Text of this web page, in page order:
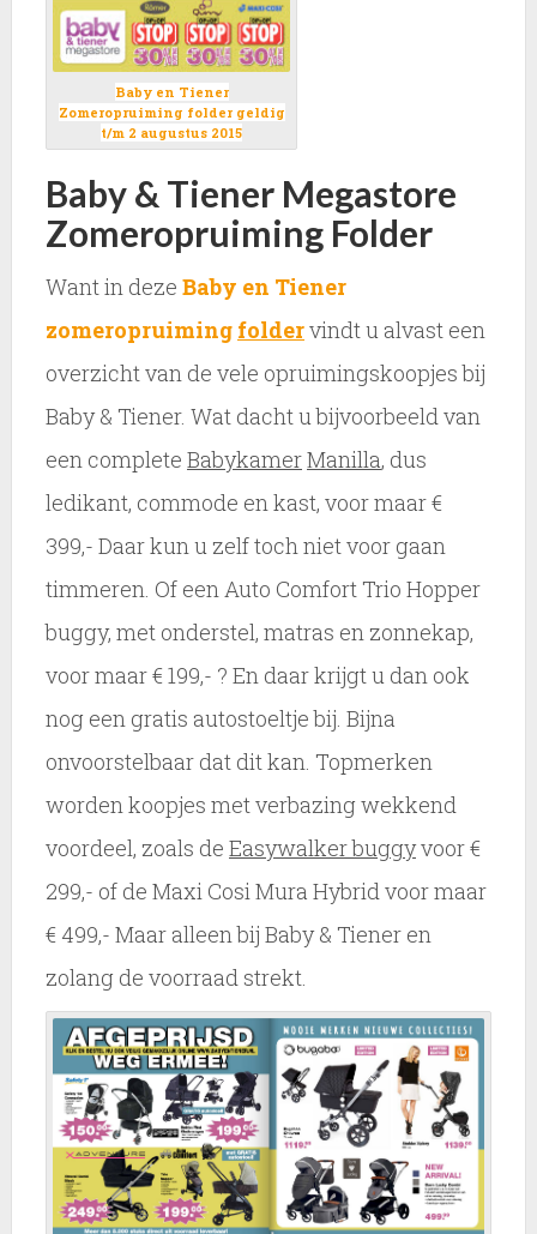
Baby en Tiener
Zomeropruiming folder geldig
t/m 2 augustus 2015
Baby & Tiener Megastore
Zomeropruiming Folder
Want in deze Baby en Tiener
zomeropruiming foldervindt u alvast een
overzicht van de vele opruimingskoopjes bij
Baby & Tiener. Wat dacht u bijvoorbeeld van
een complete BabykamerManilla, dus
ledikant, commode en kast, voor maar €
399,- Daar kun u zelf toch niet voor gaan
timmeren. Of een Auto Comfort Trio Hopper
buggy, met onderstel, matras en zonnekap,
voor maar € 199,- ? En daar krijgt u dan ook
nog een gratis autostoeltje bij. Bijna
onvoorstelbaar dat dit kan. Topmerken
worden koopjes met verbazing wekkend
voordeel, zoals de Easywalker buggyvoor €
299,- of de Maxi Cosi Mura Hybrid voor maar
€ 499,- Maar alleen bij Baby & Tiener en
zolang de voorraad strekt.